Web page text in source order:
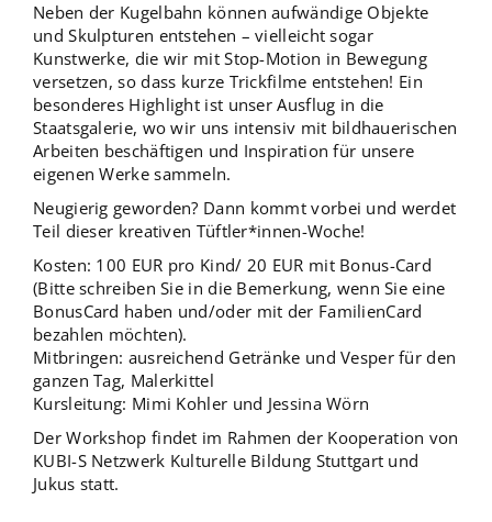
Neben der Kugelbahn können aufwändige Objekte
und Skulpturen entstehen – vielleicht sogar
Kunstwerke, die wir mit Stop-Motion in Bewegung
versetzen, so dass kurze Trickfilme entstehen! Ein
besonderes Highlight ist unser Ausflug in die
Staatsgalerie, wo wir uns intensiv mit bildhauerischen
Arbeiten beschäftigen und Inspiration für unsere
eigenen Werke sammeln.
Neugierig geworden? Dann kommt vorbei und werdet
Teil dieser kreativen Tüftler*innen-Woche!
Kosten: 100 EUR pro Kind/ 20 EUR mit Bonus-Card
(Bitte schreiben Sie in die Bemerkung, wenn Sie eine
BonusCard haben und/oder mit der FamilienCard
bezahlen möchten).
Mitbringen: ausreichend Getränke und Vesper für den
ganzen Tag, Malerkittel
Kursleitung: Mimi Kohler und Jessina Wörn
Der Workshop findet im Rahmen der Kooperation von
KUBI-S Netzwerk Kulturelle Bildung Stuttgart und
Jukus statt.